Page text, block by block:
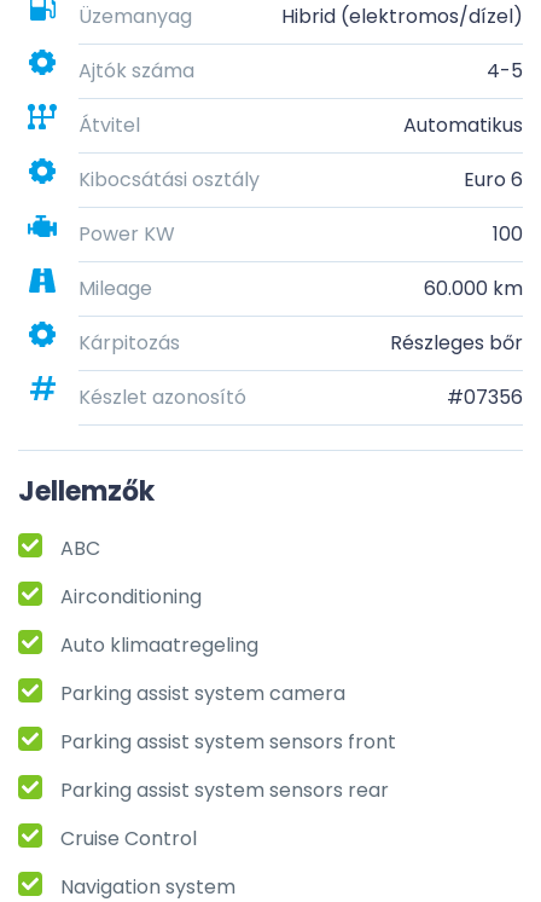
Üzemanyag
Hibrid (elektromos/dízel)
Ajtók száma
4-5
Átvitel
Automatikus
Kibocsátási osztály
Euro 6
Power KW
100
Mileage
60.000 km
Kárpitozás
Részleges bőr
Készlet azonosító
#07356
Jellemzők
ABC
Airconditioning
Auto klimaatregeling
Parking assist system camera
Parking assist system sensors front
Parking assist system sensors rear
Cruise Control
Navigation system